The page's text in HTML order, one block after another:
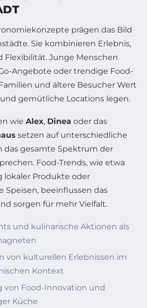
prägen das Bild
Sie kombinieren Erlebnis,
Flexibilität. Junge Menschen
Angebote oder trendige Food-
und ältere Besucher Wert
gemütliche Locations legen.
wie Alex, Dinea oder das
setzen auf unterschiedliche
das gesamte Spektrum der
Food-Trends, wie etwa
lokaler Produkte oder
Speisen, beeinflussen das
sorgen für mehr Vielfalt.
und kulinarische Aktionen als
von kulturellen Erlebnissen im
Kontext
von Food-Innovation und
Küche